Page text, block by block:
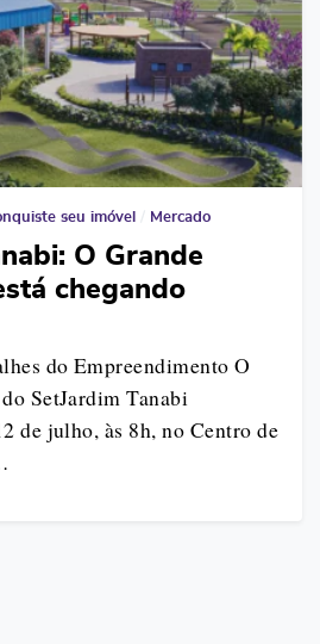
seu imóvel
Mercado
O Grande
chegando
do Empreendimento O
SetJardim Tanabi
de julho, às 8h, no Centro de